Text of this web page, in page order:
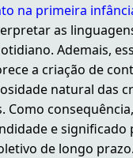
na primeira
as
Ademais,
a criação de
natural das
Como
e significado
de longo prazo.